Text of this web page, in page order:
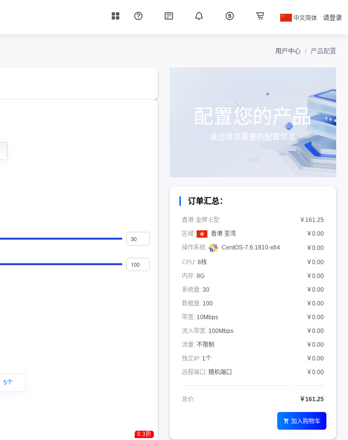
中文简体 请登录
用户中心 产品配置
5个
8.3折
配置您的产品
请选择您需要的配置信息
订单汇总：
香港·金牌·E型:
￥161.25
区域:
香港 荃湾 ￥0.00
操作系统: CentOS-7.6.1810-x64 ￥0.00
CPU: 8核
￥0.00
内存: 8G
￥0.00
系统盘: 30
￥0.00
数据盘: 100
￥0.00
带宽: 10Mbps
￥0.00
流入带宽: 100Mbps
￥0.00
流量: 不限制
￥0.00
独立IP: 1个
￥0.00
远程端口: 随机端口 ￥0.00
总价: ￥161.25
加入购物车